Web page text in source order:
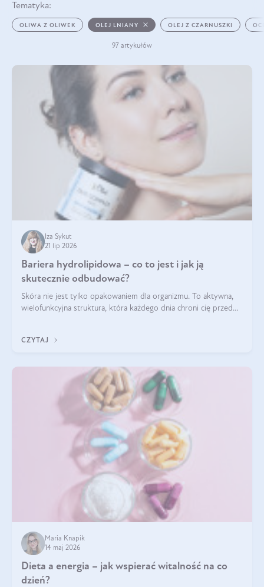
Tematyka:
OLIWA Z OLIWEK OLEJ LNIANY OLEJ Z CZARNUSZKI
97 artykułów
Iza Sykut
21 lip 2026
Bariera hydrolipidowa – co to jest i jak ją
skutecznie odbudować?
Skóra nie jest tylko opakowaniem dla organizmu. To aktywna,
wielofunkcyjna struktura, która każdego dnia chroni cię przed
bariera hydrolipidowa.
CZYTAJ
Maria Knapik
14 maj 2026
Dieta a energia – jak wspierać witalność na co
dzień?